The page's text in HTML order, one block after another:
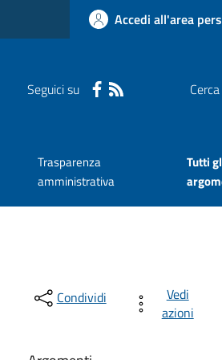
Accedi all'area
Seguici su Cerca
Trasparenza
amministrativa
Tutti
Condividi
Vedi
azioni